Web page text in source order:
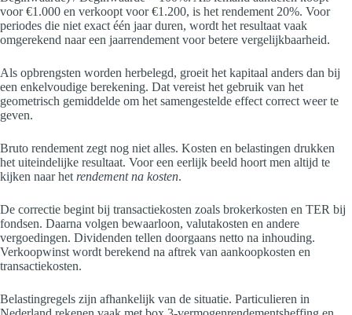
voor €1.000 en verkoopt voor €1.200, is het rendement 20%. Voor
periodes die niet exact één jaar duren, wordt het resultaat vaak
omgerekend naar een jaarrendement voor betere vergelijkbaarheid.
Als opbrengsten worden herbelegd, groeit het kapitaal anders dan bij
een enkelvoudige berekening. Dat vereist het gebruik van het
geometrisch gemiddelde om het samengestelde effect correct weer te
geven.
Bruto rendement zegt nog niet alles. Kosten en belastingen drukken
het uiteindelijke resultaat. Voor een eerlijk beeld hoort men altijd te
kijken naar het rendement na kosten.
De correctie begint bij transactiekosten zoals brokerkosten en TER bij
fondsen. Daarna volgen bewaarloon, valutakosten en andere
vergoedingen. Dividenden tellen doorgaans netto na inhouding.
Verkoopwinst wordt berekend na aftrek van aankoopkosten en
transactiekosten.
Belastingregels zijn afhankelijk van de situatie. Particulieren in